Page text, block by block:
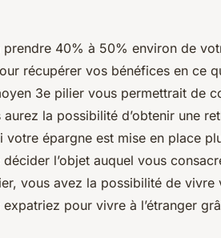
prendre 40% à 50% environ de
récupérer vos bénéfices en ce
3e pilier vous permettrait de
la possibilité d’obtenir une
votre épargne est mise en place
l’objet auquel vous
vous avez la possibilité de vivre
pour vivre à l’étranger